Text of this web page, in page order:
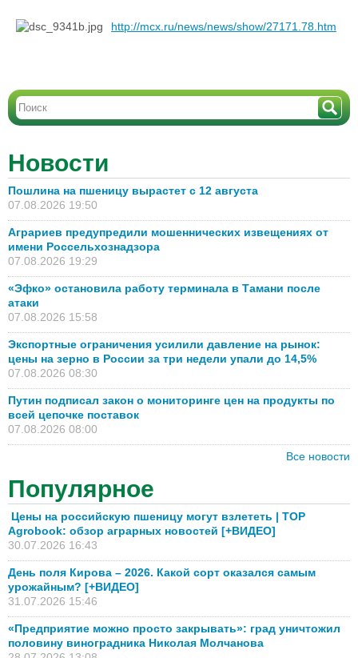
http://mcx.ru/news/news/show/27171.78.htm
Новости
Пошлина на пшеницу вырастет с 12 августа
07.08.2026 19:50
Аграриев предупредили мошеннических извещениях от
имени Россельхознадзора
07.08.2026 19:29
«Эфко» остановила работу терминала в Тамани после
атаки
07.08.2026 15:58
Экспортные ограничения усилили давление на рынок:
цены на зерно в России за три недели упали до 14,5%
07.08.2026 08:30
Путин подписал закон о мониторинге цен на продукты по
всей цепочке поставок
07.08.2026 08:00
Все новости
Популярное
Цены на российскую пшеницу могут взлететь | TOP
Agrobook: обзор аграрных новостей [+ВИДЕО]
30.07.2026 16:43
День поля Кирова – 2026. Какой сорт оказался самым
урожайным? [+ВИДЕО]
31.07.2026 15:46
«Предприятие можно просто закрывать»: град уничтожил
половину виноградника Николая Молчанова